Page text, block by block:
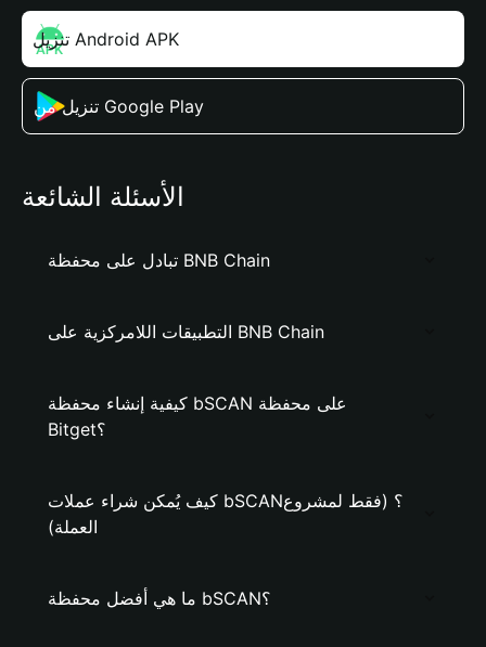
تنزيل Android APK
تنزيل من Google Play
الأسئلة الشائعة
تبادل على محفظة BNB Chain
التطبيقات اللامركزية على BNB Chain
كيفية إنشاء محفظة bSCAN على محفظة
Bitget؟
كيف يُمكن شراء عملات bSCAN؟ (فقط لمشروع
العملة)
ما هي أفضل محفظة bSCAN؟